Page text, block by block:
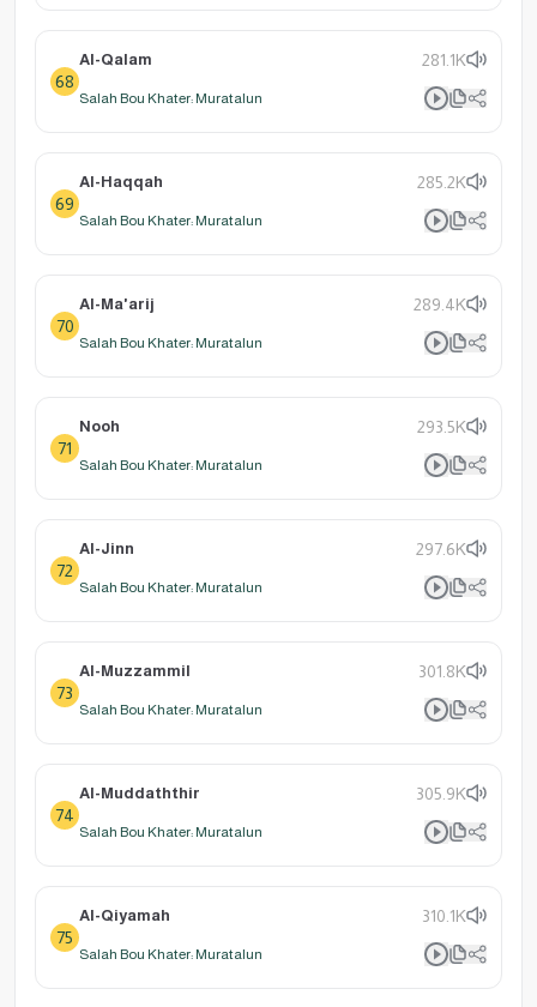
68
Al-Qalam 281.1K
Salah Bou Khater: Muratalun
69
Al-Haqqah 285.2K
Salah Bou Khater: Muratalun
70
Al-Ma'arij 289.4K
Salah Bou Khater: Muratalun
71
Nooh 293.5K
Salah Bou Khater: Muratalun
72
Al-Jinn 297.6K
Salah Bou Khater: Muratalun
73
Al-Muzzammil 301.8K
Salah Bou Khater: Muratalun
74
Al-Muddaththir 305.9K
Salah Bou Khater: Muratalun
75
Al-Qiyamah 310.1K
Salah Bou Khater: Muratalun